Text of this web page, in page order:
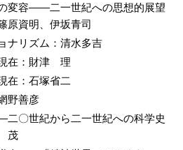
変容——二一世紀への思想的展望
資明、伊坂青司
ナリズム：清水多吉
在：財津 理
在：石塚省二
野善彦
〇世紀から二一世紀への科学史
茂